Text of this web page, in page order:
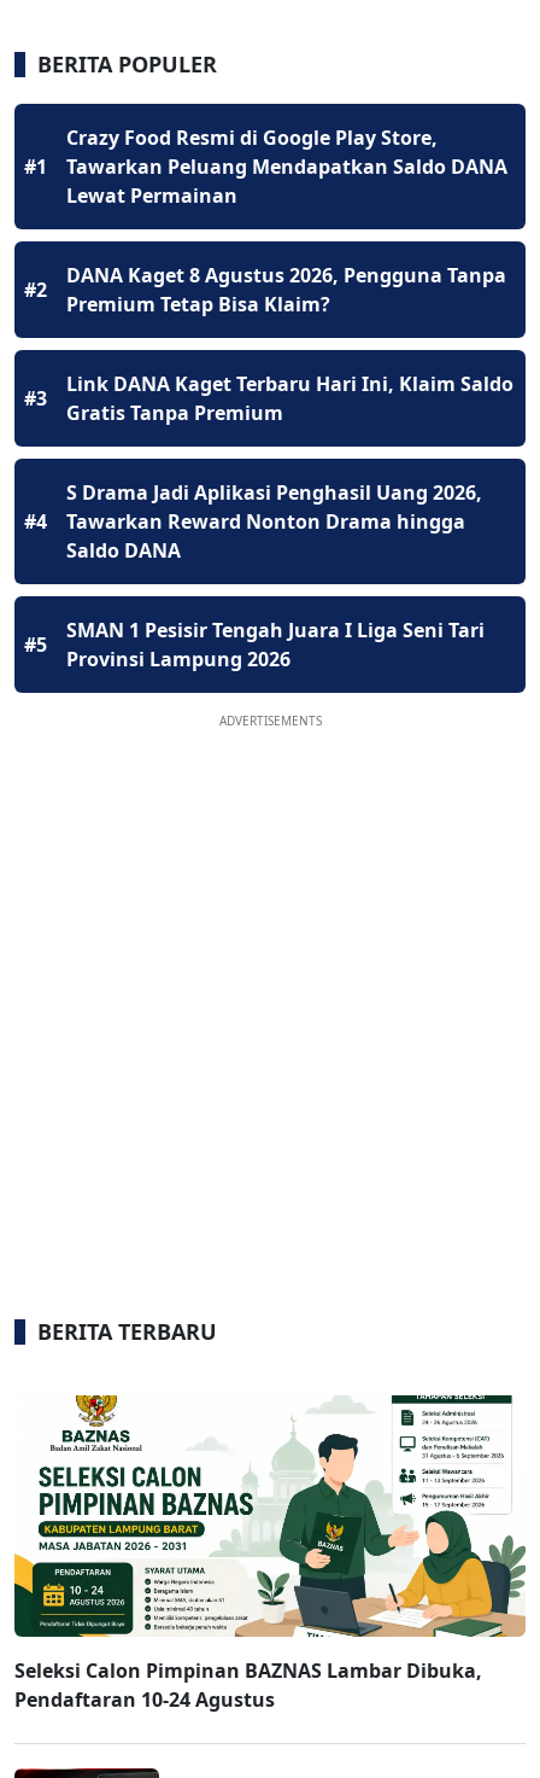
BERITA POPULER
#1
Crazy Food Resmi di Google Play Store,
Tawarkan Peluang Mendapatkan Saldo DANA
Lewat Permainan
#2
DANA Kaget 8 Agustus 2026, Pengguna Tanpa
Premium Tetap Bisa Klaim?
#3
Link DANA Kaget Terbaru Hari Ini, Klaim Saldo
Gratis Tanpa Premium
#4
S Drama Jadi Aplikasi Penghasil Uang 2026,
Tawarkan Reward Nonton Drama hingga
Saldo DANA
#5
SMAN 1 Pesisir Tengah Juara I Liga Seni Tari
Provinsi Lampung 2026
ADVERTISEMENTS
BERITA TERBARU
Seleksi Calon Pimpinan BAZNAS Lambar Dibuka,
Pendaftaran 10-24 Agustus